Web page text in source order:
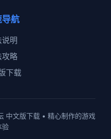
航
明
攻略
下载
中文版下载 • 精心制作的游戏
验